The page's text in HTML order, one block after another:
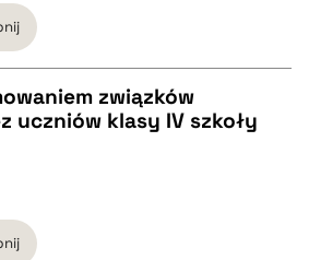
związków
uczniów klasy IV szkoły